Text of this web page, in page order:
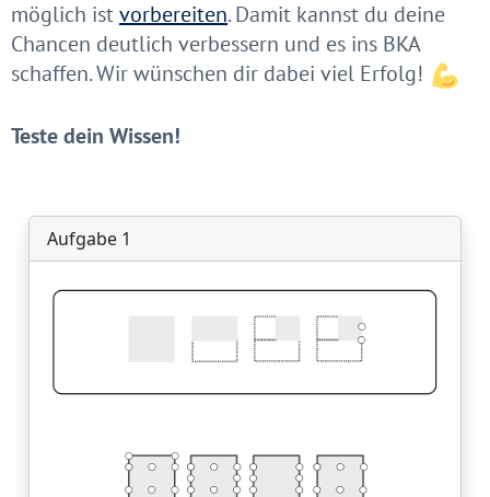
möglich istvorbereiten. Damit kannst du deine
Chancen deutlich verbessern und es ins BKA
schaffen. Wir wünschen dir dabei viel Erfolg!
Teste dein Wissen!